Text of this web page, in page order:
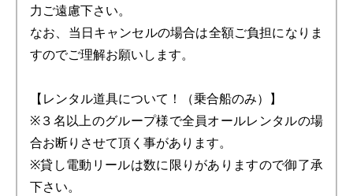
力ご遠慮下さい。
なお、当日キャンセルの場合は全額ご負担になりま
すのでご理解お願いします。
【レンタル道具について！（乗合船のみ）】
※３名以上のグループ様で全員オールレンタルの場
合お断りさせて頂く事があります。
※貸し電動リールは数に限りがありますので御了承
下さい。